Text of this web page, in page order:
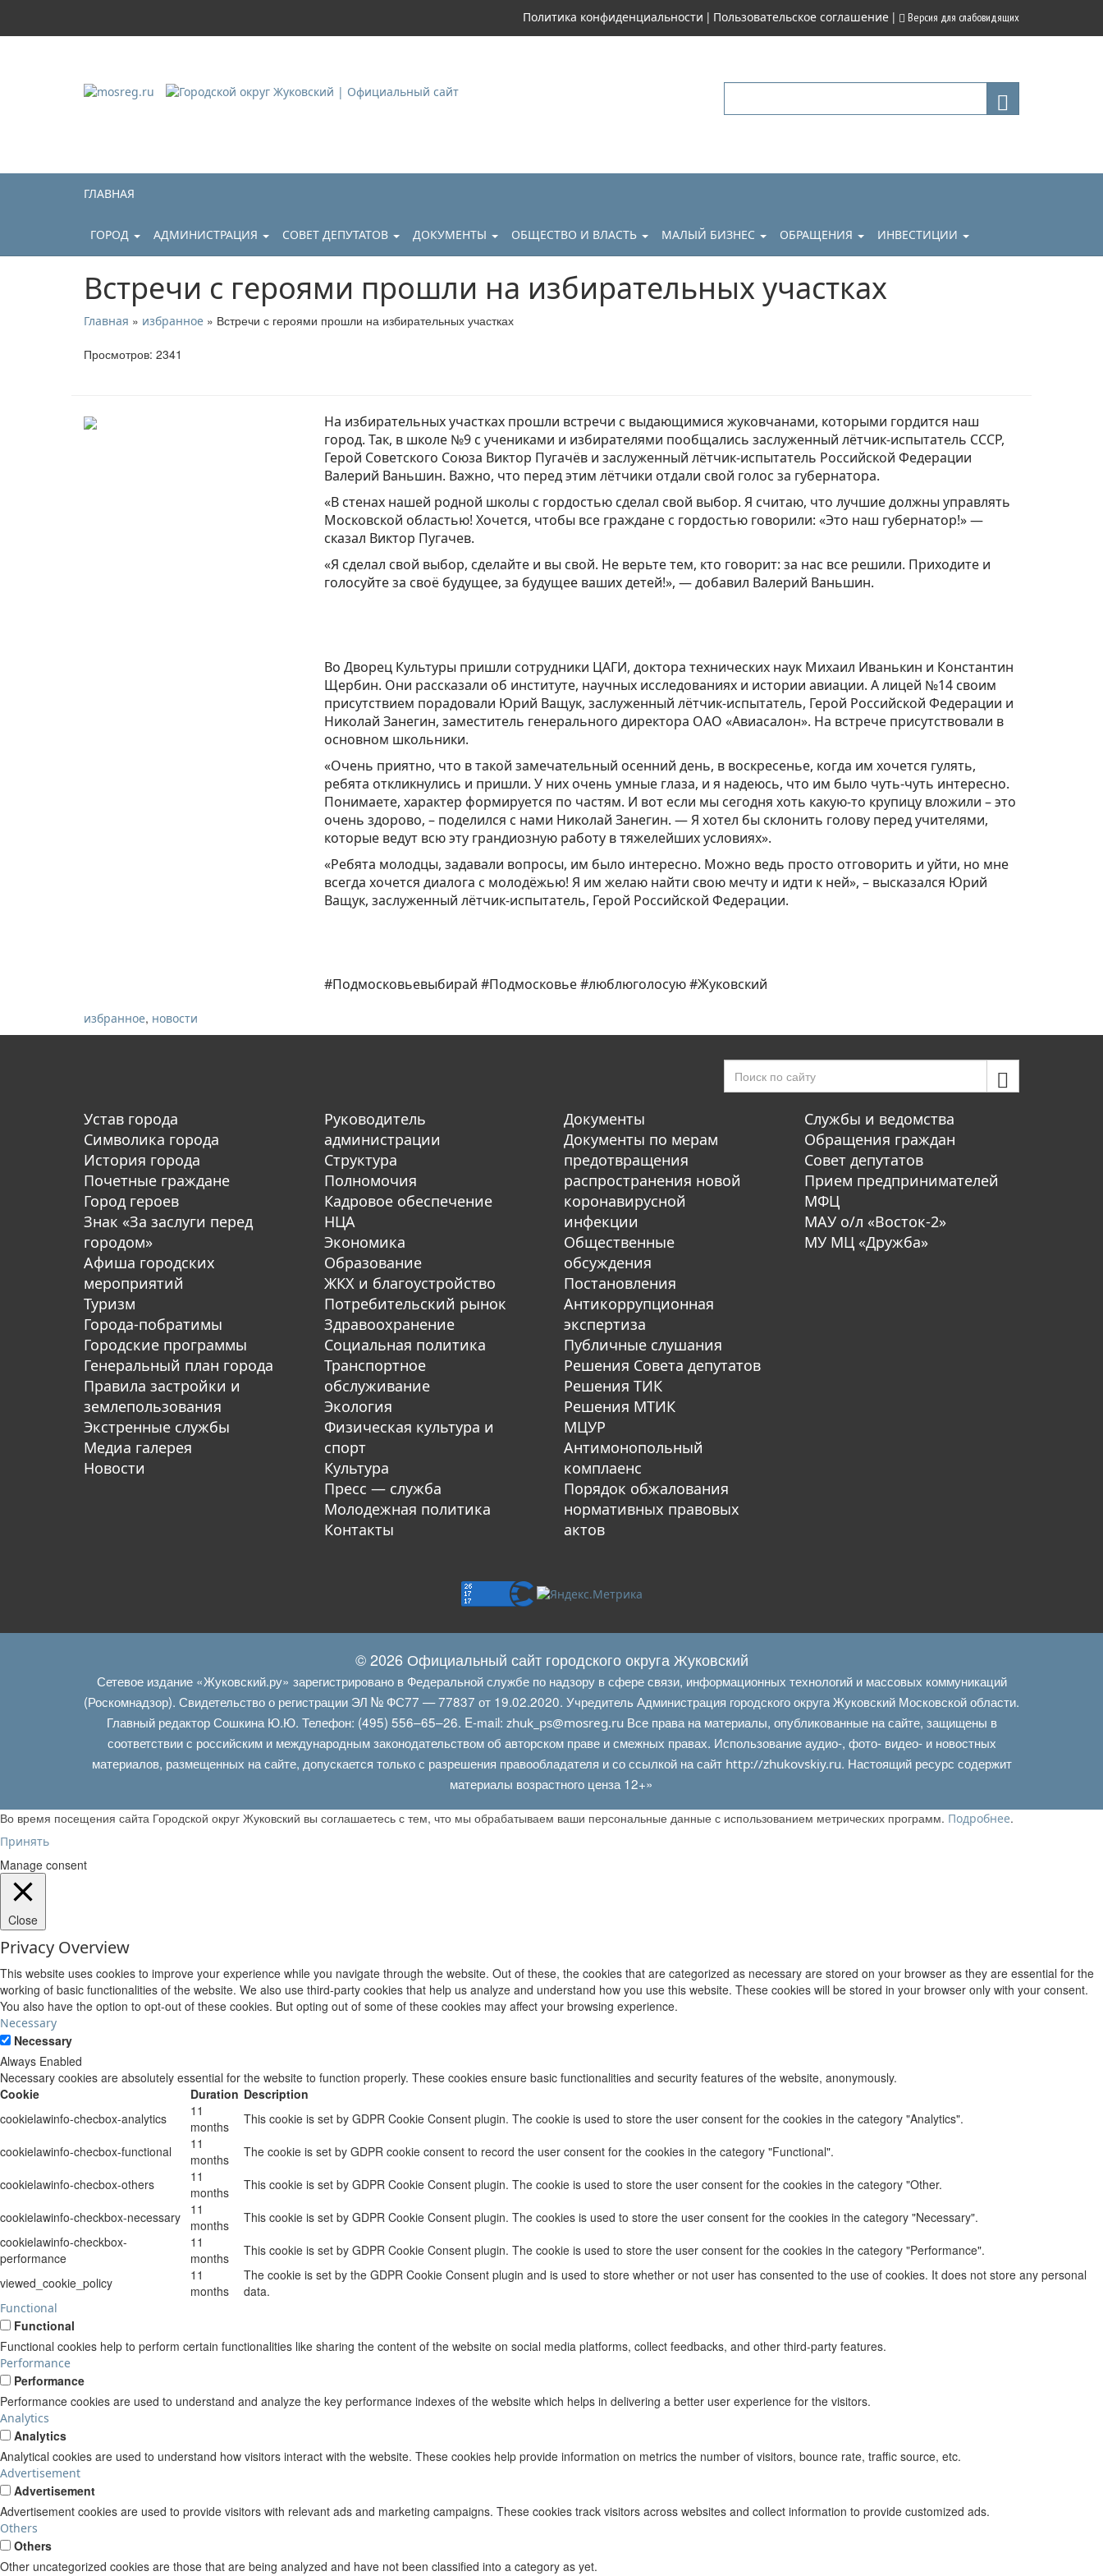
Политика конфиденциальности | Пользовательское соглашение | Версия для слабовидящих
ГЛАВНАЯ
ГОРОД АДМИНИСТРАЦИЯ СОВЕТ ДЕПУТАТОВ ДОКУМЕНТЫ ОБЩЕСТВО И ВЛАСТЬ МАЛЫЙ БИЗНЕС ОБРАЩЕНИЯ ИНВЕСТИЦИИ
Встречи с героями прошли на избирательных участках
Главная » избранное » Встречи с героями прошли на избирательных участках
Просмотров: 2341
На избирательных участках прошли встречи с выдающимися жуковчанами, которыми гордится наш
город. Так, в школе №9 с учениками и избирателями пообщались заслуженный лётчик-испытатель СССР,
Герой Советского Союза Виктор Пугачёв и заслуженный лётчик-испытатель Российской Федерации
Валерий Ваньшин. Важно, что перед этим лётчики отдали свой голос за губернатора.
«В стенах нашей родной школы с гордостью сделал свой выбор. Я считаю, что лучшие должны управлять
Московской областью! Хочется, чтобы все граждане с гордостью говорили: «Это наш губернатор!» —
сказал Виктор Пугачев.
«Я сделал свой выбор, сделайте и вы свой. Не верьте тем, кто говорит: за нас все решили. Приходите и
голосуйте за своё будущее, за будущее ваших детей!», — добавил Валерий Ваньшин.
Во Дворец Культуры пришли сотрудники ЦАГИ, доктора технических наук Михаил Иванькин и Константин
Щербин. Они рассказали об институте, научных исследованиях и истории авиации. А лицей №14 своим
присутствием порадовали Юрий Ващук, заслуженный лётчик-испытатель, Герой Российской Федерации и
Николай Занегин, заместитель генерального директора ОАО «Авиасалон». На встрече присутствовали в
основном школьники.
«Очень приятно, что в такой замечательный осенний день, в воскресенье, когда им хочется гулять,
ребята откликнулись и пришли. У них очень умные глаза, и я надеюсь, что им было чуть-чуть интересно.
Понимаете, характер формируется по частям. И вот если мы сегодня хоть какую-то крупицу вложили – это
очень здорово, – поделился с нами Николай Занегин. — Я хотел бы склонить голову перед учителями,
которые ведут всю эту грандиозную работу в тяжелейших условиях».
«Ребята молодцы, задавали вопросы, им было интересно. Можно ведь просто отговорить и уйти, но мне
всегда хочется диалога с молодёжью! Я им желаю найти свою мечту и идти к ней», – высказался Юрий
Ващук, заслуженный лётчик-испытатель, Герой Российской Федерации.
#Подмосковьевыбирай #Подмосковье #люблюголосую #Жуковский
избранное, новости
Устав города
Символика города
История города
Почетные граждане
Город героев
Знак «За заслуги перед
городом»
Афиша городских
мероприятий
Туризм
Города-побратимы
Городские программы
Генеральный план города
Правила застройки и
землепользования
Экстренные службы
Медиа галерея
Новости
Руководитель
администрации
Структура
Полномочия
Кадровое обеспечение
НЦА
Экономика
Образование
ЖКХ и благоустройство
Потребительский рынок
Здравоохранение
Социальная политика
Транспортное
обслуживание
Экология
Физическая культура и
спорт
Культура
Пресс — служба
Молодежная политика
Контакты
Документы
Документы по мерам
предотвращения
распространения новой
коронавирусной
инфекции
Общественные
обсуждения
Постановления
Антикоррупционная
экспертиза
Публичные слушания
Решения Совета депутатов
Решения ТИК
Решения МТИК
МЦУР
Антимонопольный
комплаенс
Порядок обжалования
нормативных правовых
актов
Службы и ведомства
Обращения граждан
Совет депутатов
Прием предпринимателей
МФЦ
МАУ о/л «Восток-2»
МУ МЦ «Дружба»
© 2026 Официальный сайт городского округа Жуковский
Сетевое издание «Жуковский.ру» зарегистрировано в Федеральной службе по надзору в сфере связи, информационных технологий и массовых коммуникаций
(Роскомнадзор). Свидетельство о регистрации ЭЛ № ФС77 — 77837 от 19.02.2020. Учредитель Администрация городского округа Жуковский Московской области.
Главный редактор Сошкина Ю.Ю. Телефон: (495) 556–65–26. E‑mail: zhuk_ps@mosreg.ruВсе права на материалы, опубликованные на сайте, защищены в
соответствии с российским и международным законодательством об авторском праве и смежных правах. Использование аудио-, фото- видео- и новостных
материалов, размещенных на сайте, допускается только с разрешения правообладателя и со ссылкой на сайт http://zhukovskiy.ru. Настоящий ресурс содержит
материалы возрастного ценза 12+»
Во время посещения сайта Городской округ Жуковский вы соглашаетесь с тем, что мы обрабатываем ваши персональные данные с использованием метрических программ. Подробнее.
Принять
Manage consent
Close
Privacy Overview
This website uses cookies to improve your experience while you navigate through the website. Out of these, the cookies that are categorized as necessary are stored on your browser as they are essential for the
working of basic functionalities of the website. We also use third-party cookies that help us analyze and understand how you use this website. These cookies will be stored in your browser only with your consent.
You also have the option to opt-out of these cookies. But opting out of some of these cookies may affect your browsing experience.
Necessary
Necessary
Always Enabled
Necessary cookies are absolutely essential for the website to function properly. These cookies ensure basic functionalities and security features of the website, anonymously.
Cookie
Duration Description
cookielawinfo-checbox-analytics
11
months
This cookie is set by GDPR Cookie Consent plugin. The cookie is used to store the user consent for the cookies in the category "Analytics".
cookielawinfo-checbox-functional
11
months
The cookie is set by GDPR cookie consent to record the user consent for the cookies in the category "Functional".
cookielawinfo-checbox-others
11
months
This cookie is set by GDPR Cookie Consent plugin. The cookie is used to store the user consent for the cookies in the category "Other.
cookielawinfo-checkbox-necessary
11
months
This cookie is set by GDPR Cookie Consent plugin. The cookies is used to store the user consent for the cookies in the category "Necessary".
cookielawinfo-checkbox-
performance
11
months
This cookie is set by GDPR Cookie Consent plugin. The cookie is used to store the user consent for the cookies in the category "Performance".
viewed_cookie_policy
11
months
The cookie is set by the GDPR Cookie Consent plugin and is used to store whether or not user has consented to the use of cookies. It does not store any personal
data.
Functional
Functional
Functional cookies help to perform certain functionalities like sharing the content of the website on social media platforms, collect feedbacks, and other third-party features.
Performance
Performance
Performance cookies are used to understand and analyze the key performance indexes of the website which helps in delivering a better user experience for the visitors.
Analytics
Analytics
Analytical cookies are used to understand how visitors interact with the website. These cookies help provide information on metrics the number of visitors, bounce rate, traffic source, etc.
Advertisement
Advertisement
Advertisement cookies are used to provide visitors with relevant ads and marketing campaigns. These cookies track visitors across websites and collect information to provide customized ads.
Others
Others
Other uncategorized cookies are those that are being analyzed and have not been classified into a category as yet.